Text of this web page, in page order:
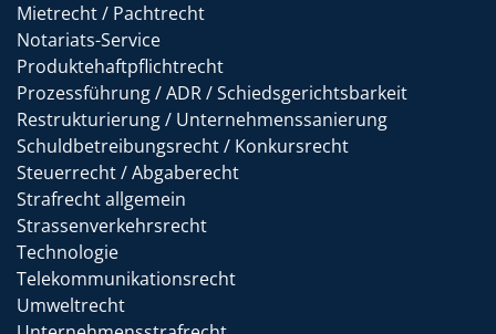
Mietrecht / Pachtrecht
Notariats-Service
Produktehaftpflichtrecht
Prozessführung / ADR / Schiedsgerichtsbarkeit
Restrukturierung / Unternehmenssanierung
Schuldbetreibungsrecht / Konkursrecht
Steuerrecht / Abgaberecht
Strafrecht allgemein
Strassenverkehrsrecht
Technologie
Telekommunikationsrecht
Umweltrecht